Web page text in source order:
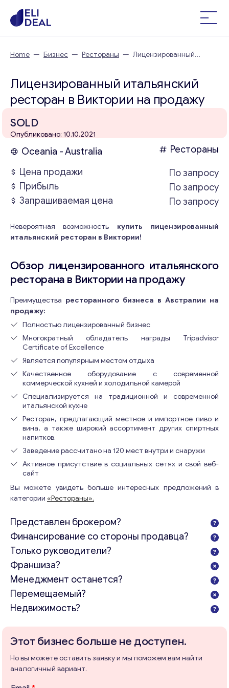
Home — Бизнес — Рестораны — Лицензированный
Лицензированный итальянский
ресторан в Виктории на продажу
SOLD
Опубликовано: 10.10.2021
Oceania - Australia
Рестораны
Цена продажи
По запросу
Прибыль
По запросу
Запрашиваемая цена
По запросу
Невероятная возможность купить лицензированный
итальянский ресторан в Виктории!
Обзор лицензированного итальянского
ресторана в Виктории на продажу
Преимущества ресторанного бизнеса в Австралии на
продажу:
Полностью лицензированный бизнес
Многократный обладатель награды Tripadvisor
Certificate of Excellence
Является популярным местом отдыха
Качественное оборудование с современной
коммерческой кухней и холодильной камерой
Специализируется на традиционной и современной
итальянской кухне
Ресторан, предлагающий местное и импортное пиво и
вина, а также широкий ассортимент других спиртных
напитков.
Заведение рассчитано на 120 мест внутри и снаружи
Активное присутствие в социальных сетях и свой веб-
сайт
Вы можете увидеть больше интересных предложений в
категории «Рестораны».
Представлен брокером?
Финансирование со стороны продавца?
Только руководители?
Франшиза?
Менеджмент останется?
Перемещаемый?
Недвижимость?
Этот бизнес больше не доступен.
Но вы можете оставить заявку и мы поможем вам найти
аналогичный вариант.